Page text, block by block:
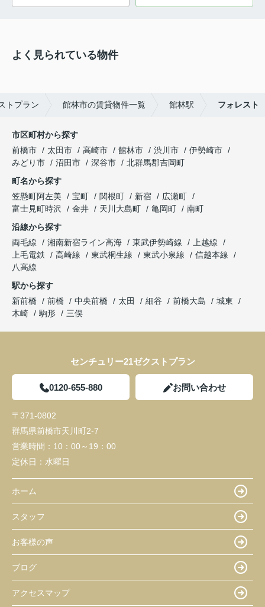
よく見られている物件
トプラン 館林市の賃貸物件一覧 館林駅 フォレスト
市区町村から探す
前橋市
太田市 高崎市 館林市 渋川市
伊勢崎市
みどり市
沼田市 深谷市
北群馬郡吉岡町
町名から探す
笠懸町阿左美
宝町 関根町 新宿
広瀬町
富士見町時沢
金井 天川大島町 亀岡町
南町
沿線から探す
両毛線
湘南新宿ライン高海 東武伊勢崎線
上越線
上毛電鉄
高崎線 東武桐生線 東武小泉線
信越本線
八高線
駅から探す
新前橋
前橋 中央前橋 太田 細谷 前橋大島
城東
木崎
駒形 三俣
センチュリー21ゼクストプラン
0120-655-880 お問い合わせ
〒371-0802
群馬県前橋市天川町2-7
営業時間： 10：00～19：00
定休日： 水曜日
ホーム
スタッフ
お客様の声
ブログ
アクセスマップ